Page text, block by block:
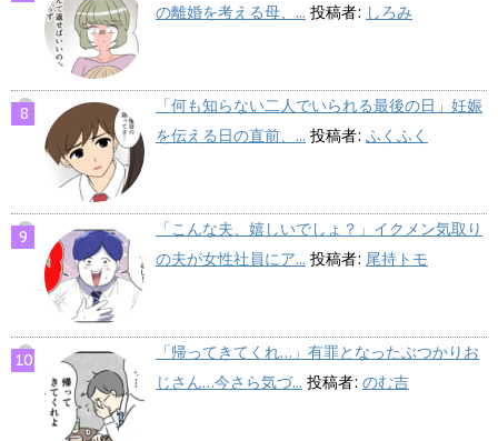
の離婚を考える母、... 投稿者: しろみ
「何も知らない二人でいられる最後の日」妊娠
を伝える日の直前、... 投稿者: ふくふく
「こんな夫、嬉しいでしょ？」イクメン気取り
の夫が女性社員にア... 投稿者: 尾持トモ
「帰ってきてくれ…」有罪となったぶつかりお
じさん…今さら気づ... 投稿者: のむ吉